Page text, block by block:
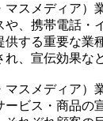
マスメディア）
や、携帯電話・
供する重要な業
、宣伝効果な
マスメディア）
ービス・商品の